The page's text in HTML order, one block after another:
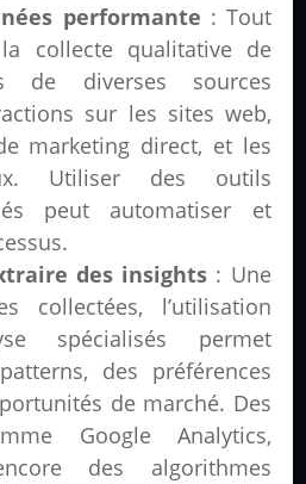
performante : Tout
collecte qualitative de
de diverses sources
sur les sites web,
marketing direct, et les
Utiliser des outils
peut automatiser et
des insights : Une
collectées, l’utilisation
spécialisés permet
des préférences
de marché. Des
Google Analytics,
des algorithmes